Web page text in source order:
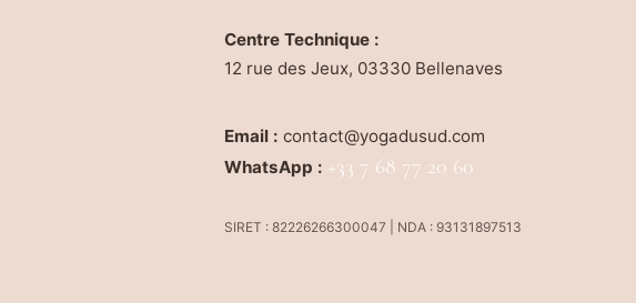
Centre Technique :
12 rue des Jeux, 03330 Bellenaves
Email : contact@yogadusud.com
WhatsApp : +33 7 68 77 20 60
SIRET : 82226266300047 | NDA : 93131897513